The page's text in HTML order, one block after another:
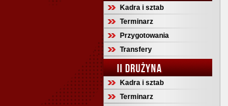
Kadra i sztab
Terminarz
Przygotowania
Transfery
II DRUŻYNA
Kadra i sztab
Terminarz